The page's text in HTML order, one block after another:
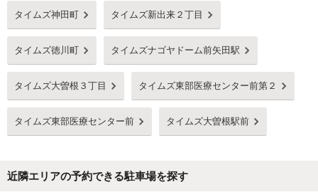
タイムズ神田町 タイムズ新出来２丁目
タイムズ徳川町 タイムズナゴヤドーム前矢田駅
タイムズ大曽根３丁目 タイムズ東部医療センター前第２
タイムズ東部医療センター前 タイムズ大曽根駅前
近隣エリアの予約できる駐車場を探す